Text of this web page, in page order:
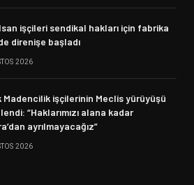
işçileri sendikal hakları için fabrika
direnişe başladı
2026
Madencilik işçilerinin Meclis yürüyüşü
“Haklarımızı alana kadar
ayrılmayacağız”
2026